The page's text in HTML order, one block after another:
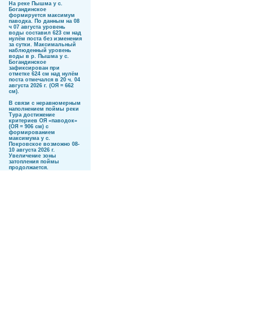
На реке Пышма у с.
Богандинское
формируется максимум
паводка. По данным на 08
ч 07 августа уровень
воды составил 623 см над
нулём поста без изменения
за сутки. Максимальный
наблюденный уровень
воды в р. Пышма у с.
Богандинское
зафиксирован при
отметке 624 см над нулём
поста отмечался в 20 ч. 04
августа 2026 г. (ОЯ = 662
см).
В связи с неравномерным
наполнением поймы реки
Тура достижение
критериев ОЯ «паводок»
(ОЯ = 906 см) с
формированием
максимума у с.
Покровское возможно 08-
10 августа 2026 г.
Увеличение зоны
затопления поймы
продолжается.